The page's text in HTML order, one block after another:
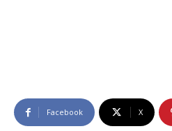
Facebook X